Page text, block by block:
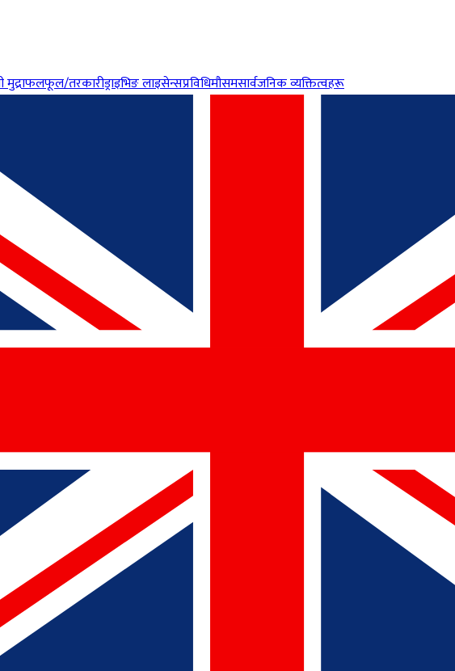
फलफूल/तरकारीड्राइभिङ लाइसेन्सप्रविधिमौसमसार्वजनिक व्यक्तित्वहरू